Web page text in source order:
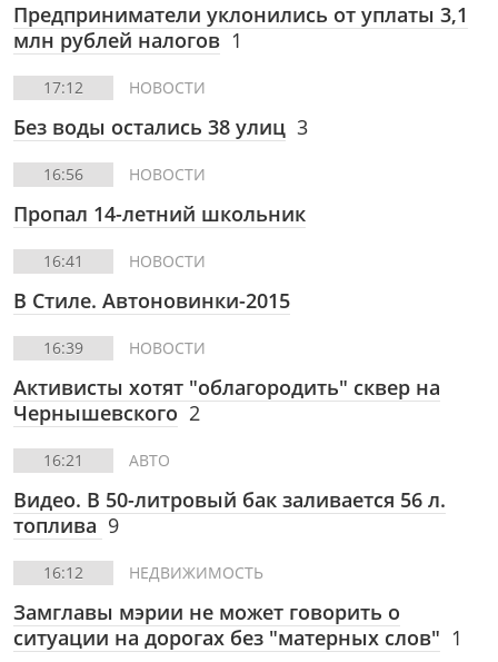
Предприниматели уклонились от уплаты 3,1
млн рублей налогов 1
17:12 НОВОСТИ
Без воды остались 38 улиц 3
16:56 НОВОСТИ
Пропал 14-летний школьник
16:41 НОВОСТИ
В Стиле. Автоновинки-2015
16:39 НОВОСТИ
Активисты хотят "облагородить" сквер на
Чернышевского 2
16:21 АВТО
Видео. В 50-литровый бак заливается 56 л.
топлива 9
16:12 НЕДВИЖИМОСТЬ
Замглавы мэрии не может говорить о
ситуации на дорогах без "матерных слов" 1